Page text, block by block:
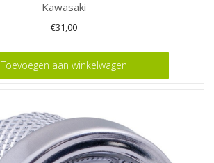
Kawasaki
€31,00
Toevoegen aan winkelwagen